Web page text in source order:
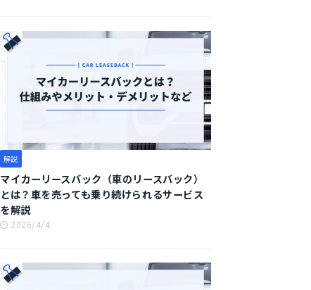
解説
マイカーリースバック（車のリースバック）
とは？車を売っても乗り続けられるサービス
を解説
2026/4/4